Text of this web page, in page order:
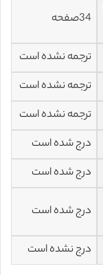
34صفحه
ترجمه نشده است
ترجمه نشده است
ترجمه نشده است
درج شده است
درج شده است
درج شده است
درج نشده است